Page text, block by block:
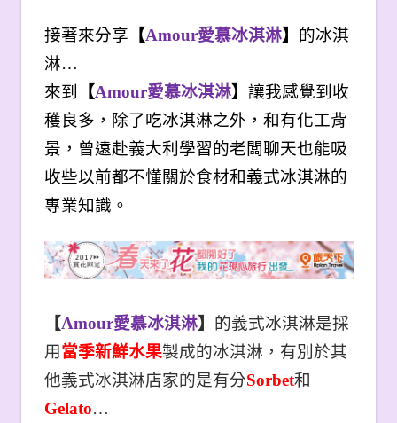
接著來分享 【Amour愛慕冰淇淋】 的冰淇
淋…
來到
【Amour愛慕冰淇淋】 讓我感覺到收
穫良多，除了吃冰淇淋之外，和有化工背
景，曾遠赴義大利學習的老闆聊天也能吸
收些以前都不懂關於食材和義式冰淇淋的
專業知識。
【Amour愛慕冰淇淋】 的義式冰淇淋是採
用當季新鮮水果製成的冰淇淋，有別於其
他義式冰淇淋店家的是有分Sorbet和
Gelato…